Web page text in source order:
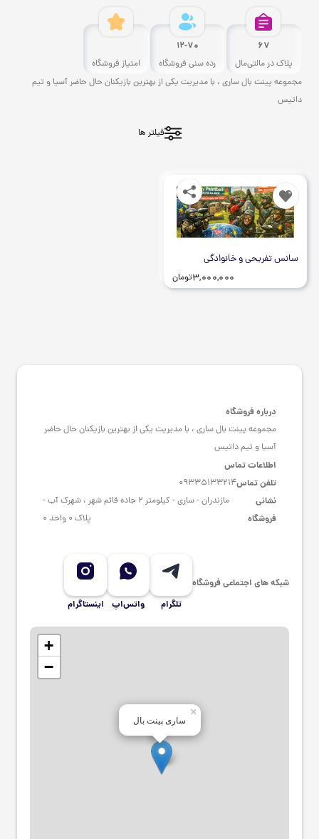
67
پلاک در مالتی‌مال
12-70
رده سنی فروشگاه
امتیاز فروشگاه
مجموعه پینت بال ساری ، با مدیریت یکی از بهترین بازیکنان حال حاضر آسیا و تیم
داتیس
فیلتر ها
سانس تفریحی و خانوادگی
3,000,000تومان
درباره فروشگاه
مجموعه پینت بال ساری ، با مدیریت یکی از بهترین بازیکنان حال حاضر
آسیا و تیم داتیس
اطلاعات تماس
تلفن تماس09335133214
نشانی
فروشگاه
مازندران - ساری - کیلومتر 2 جاده قائم شهر ، شهرک آب -
پلاک 0 واحد 0
شبکه های اجتماعی فروشگاه
تلگرام
واتس‌اپ اینستاگرام
ساری پینت بال
×
+
−